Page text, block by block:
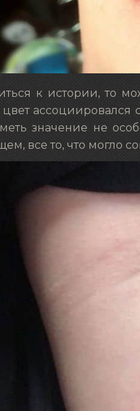
к истории, то
ассоциировался
значение не
все то, что могло